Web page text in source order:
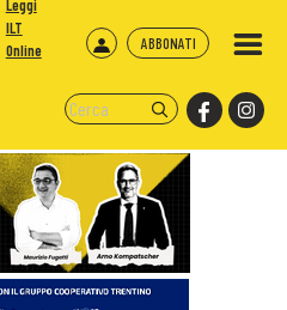
ABBONATI
Leggi
ILT
Online